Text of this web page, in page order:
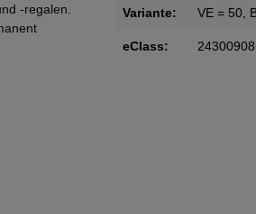
-regalen.
Variante: VE = 50,
eClass: 24300908